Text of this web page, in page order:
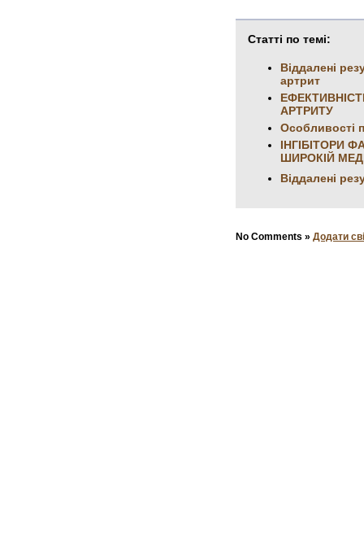
Статті по темі:
Віддалені
артрит
АРТРИТУ
Особливості
ІНГІБІТОРИ
ШИРОКІЙ
Віддалені
No Comments » Додати